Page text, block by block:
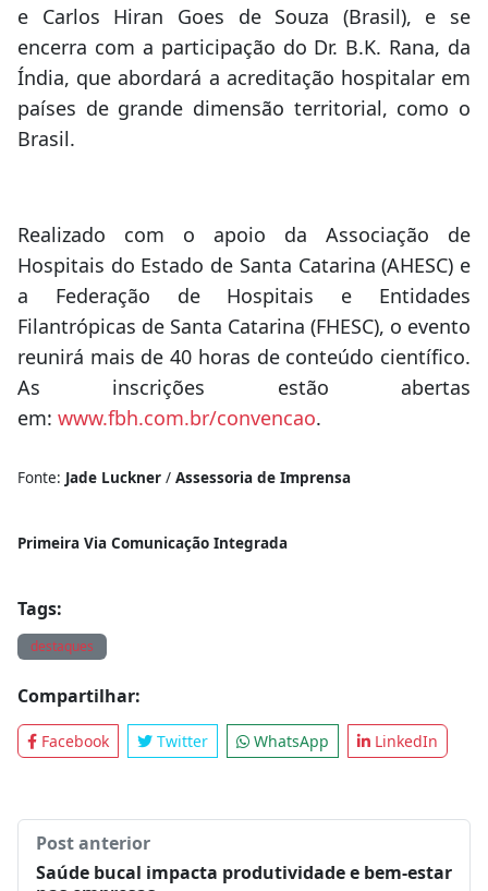
e Carlos Hiran Goes de Souza (Brasil), e se
encerra com a participação do Dr. B.K. Rana, da
Índia, que abordará a acreditação hospitalar em
países de grande dimensão territorial, como o
Brasil.
Realizado com o apoio da Associação de
Hospitais do Estado de Santa Catarina (AHESC) e
a Federação de Hospitais e Entidades
Filantrópicas de Santa Catarina (FHESC), o evento
reunirá mais de 40 horas de conteúdo científico.
As inscrições estão abertas
em: www.fbh.com.br/convencao.
Fonte: Jade Luckner / Assessoria de Imprensa
Primeira Via Comunicação Integrada
Tags:
destaques
Compartilhar:
Facebook Twitter WhatsApp LinkedIn
Post anterior
Saúde bucal impacta produtividade e bem-estar